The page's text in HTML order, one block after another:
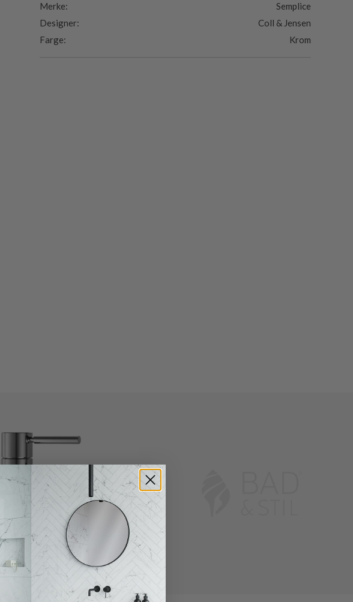
Merke:
Semplice
Designer:
Coll & Jensen
Farge:
Krom